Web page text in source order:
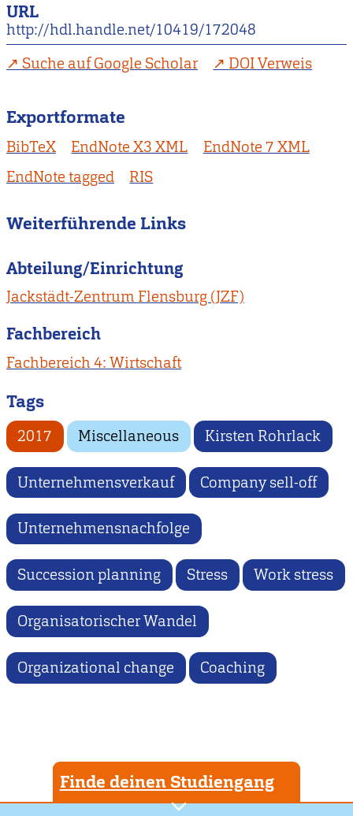
URL
http://hdl.handle.net/10419/172048
Suche auf Google Scholar
DOI Verweis
Exportformate
BibTeX EndNote X3 XML
EndNote 7 XML
EndNote tagged
RIS
Weiterführende Links
Abteilung/Einrichtung
Jackstädt-Zentrum Flensburg (JZF)
Fachbereich
Fachbereich 4: Wirtschaft
Tags
2017 Miscellaneous Kirsten Rohrlack
Unternehmensverkauf Company sell-off
Unternehmensnachfolge
Succession planning Stress Work stress
Organisatorischer Wandel
Organizational change Coaching
Finde deinen Studiengang